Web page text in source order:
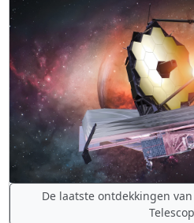
De laatste ontdekkingen